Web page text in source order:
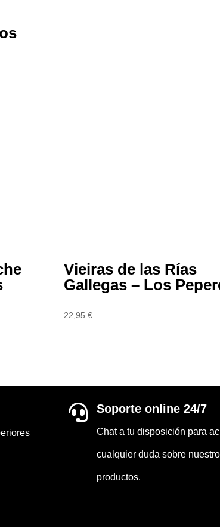
Vieiras de las Rías
Gallegas – Los
22,95€
 Soporte online 24/7
Chat a tu disposición para
cualquier duda sobre
productos.